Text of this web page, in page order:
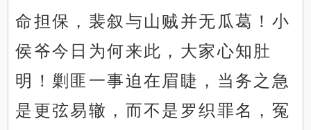
命担保，裴叙与山贼并无瓜葛！小
侯爷今日为何来此，大家心知肚
明！剿匪一事迫在眉睫，当务之急
是更弦易辙，而不是罗织罪名，冤